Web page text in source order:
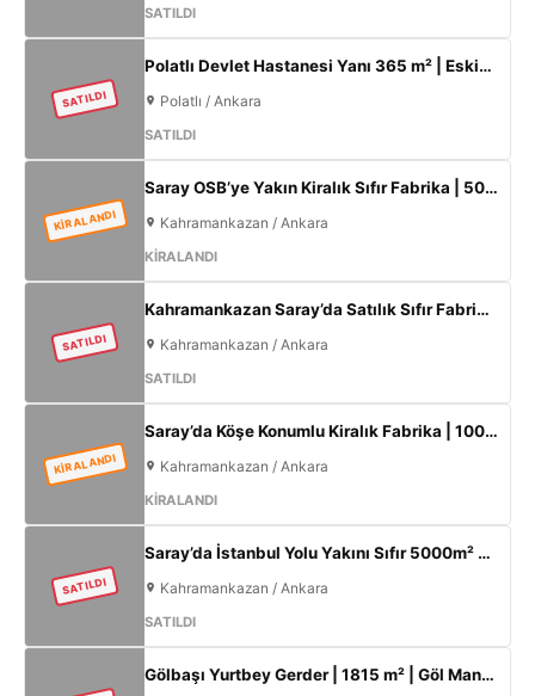
SATILDI
SATILDI
Polatlı Devlet Hastanesi Yanı 365 m² | Eskişehir Yolu Cepheli | Ticari+Konut İmarlı Arsa
Polatlı / Ankara
SATILDI
KİRALANDI
Saray OSB’ye Yakın Kiralık Sıfır Fabrika | 500 m² Kapalı Alan | 60 kW Elektrik | Müstakil
Kahramankazan / Ankara
KİRALANDI
SATILDI
Kahramankazan Saray’da Satılık Sıfır Fabrika | 11 m Tavan | 200 KW
Kahramankazan / Ankara
SATILDI
KİRALANDI
Saray’da Köşe Konumlu Kiralık Fabrika | 1000 m² Kapalı Alan | 3 Kat Ofis | 100 kW
Kahramankazan / Ankara
KİRALANDI
SATILDI
Saray’da İstanbul Yolu Yakını Sıfır 5000m² Fabrika | 300KW & 800m² Ofis
Kahramankazan / Ankara
SATILDI
Gölbaşı Yurtbey Gerder | 1815 m² | Göl Manzaralı | TOKİ Yakını Yatırımlık Arazi